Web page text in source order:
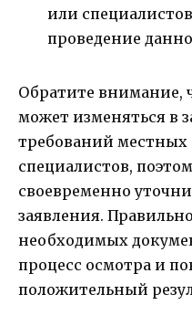
или
проведение
Обратите внимание,
может изменяться в
требований местных
специалистов,
своевременно
заявления.
необходимых
процесс осмотра и
положительный